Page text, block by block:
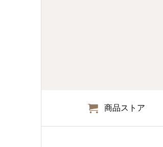
商品ストア